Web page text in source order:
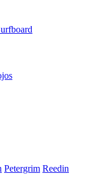
Petergrim Reedin